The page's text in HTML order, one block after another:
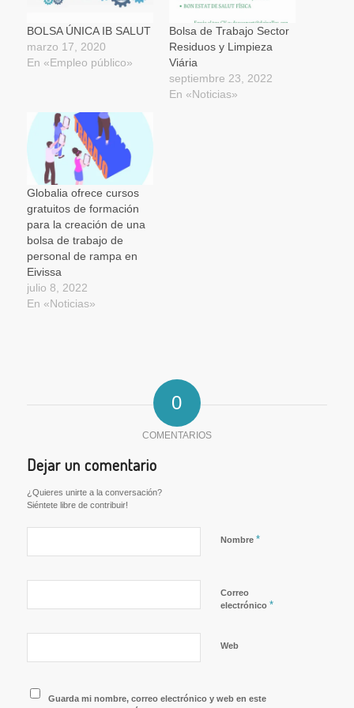
abre
en
una
ventana
nueva)
BOLSA ÚNICA IB SALUT
marzo 17, 2020
En «Empleo público»
Bolsa de Trabajo Sector
Residuos y Limpieza
Viária
septiembre 23, 2022
En «Noticias»
Globalia ofrece cursos
gratuitos de formación
para la creación de una
bolsa de trabajo de
personal de rampa en
Eivissa
julio 8, 2022
En «Noticias»
0
COMENTARIOS
Dejar un comentario
¿Quieres unirte a la conversación?
Siéntete libre de contribuir!
Nombre *
Correo
electrónico *
Web
Guarda mi nombre, correo electrónico y web en este